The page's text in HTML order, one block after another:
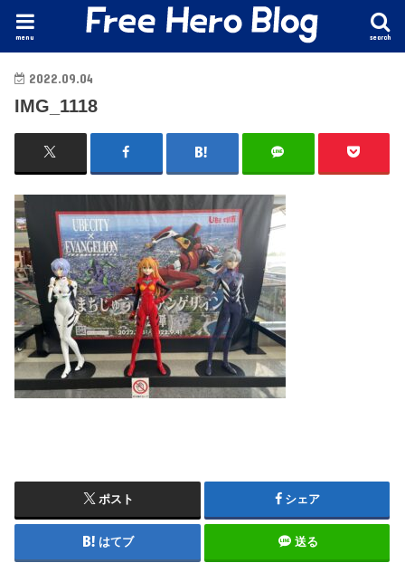
search
menu
2022.09.04
IMG_1118
ポスト シェア
はてブ 送る